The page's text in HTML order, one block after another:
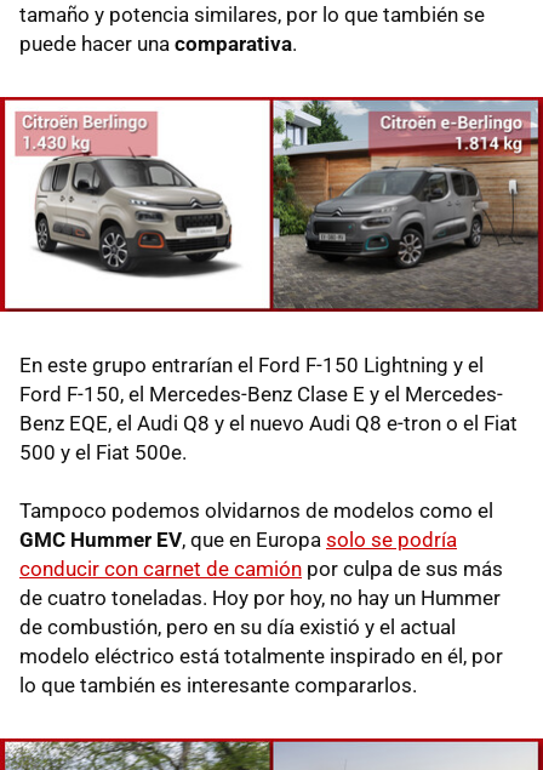
tamaño y potencia similares, por lo que también se
puede hacer una comparativa.
En este grupo entrarían el Ford F-150 Lightning y el
Ford F-150, el Mercedes-Benz Clase E y el Mercedes-
Benz EQE, el Audi Q8 y el nuevo Audi Q8 e-tron o el Fiat
500 y el Fiat 500e.
Tampoco podemos olvidarnos de modelos como el
GMC Hummer EV, que en Europa solo se podría
conducir con carnet de camión por culpa de sus más
de cuatro toneladas. Hoy por hoy, no hay un Hummer
de combustión, pero en su día existió y el actual
modelo eléctrico está totalmente inspirado en él, por
lo que también es interesante compararlos.